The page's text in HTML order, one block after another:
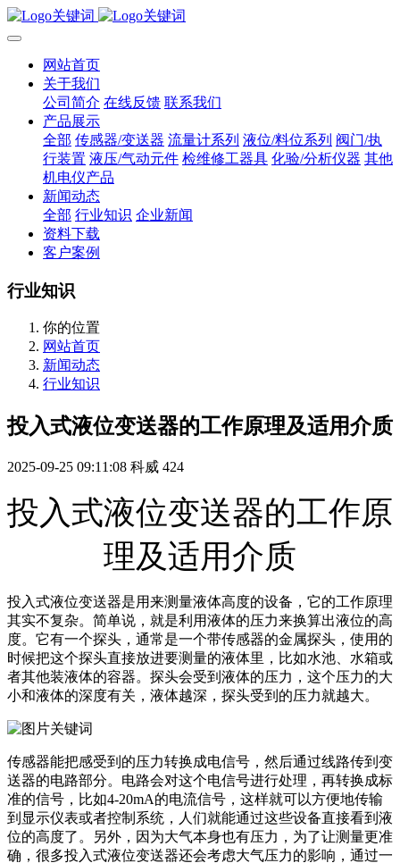
网站首页
关于我们
公司简介 在线反馈 联系我们
产品展示
全部 传感器/变送器 流量计系列 液位/料位系列 阀门/执
行装置 液压/气动元件 检维修工器具 化验/分析仪器 其他
机电仪产品
新闻动态
全部 行业知识 企业新闻
资料下载
客户案例
行业知识
你的位置
网站首页
新闻动态
行业知识
投入式液位变送器的工作原理及适用介质
2025-09-25 09:11:08 科威 424
投入式液位变送器的工作原
理及适用介质
投入式液位变送器是用来测量液体高度的设备，它的工作原理
其实不复杂。简单说，就是利用液体的压力来换算出液位的高
度。它有一个探头，通常是一个带传感器的金属探头，使用的
时候把这个探头直接放进要测量的液体里，比如水池、水箱或
者其他装液体的容器。探头会受到液体的压力，这个压力的大
小和液体的深度有关，液体越深，探头受到的压力就越大。
传感器能把感受到的压力转换成电信号，然后通过线路传到变
送器的电路部分。电路会对这个电信号进行处理，再转换成标
准的信号，比如4-20mA的电流信号，这样就可以方便地传输
到显示仪表或者控制系统，人们就能通过这些设备直接看到液
位的高度了。另外，因为大气本身也有压力，为了让测量更准
确，很多投入式液位变送器还会考虑大气压力的影响，通过一